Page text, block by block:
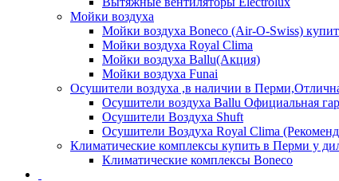
Мойки воздуха
Мойки воздуха Boneco (Air-O-Swiss)
Мойки воздуха Royal Clima
Мойки воздуха Ballu(Акция)
Мойки воздуха Funai
Осушители воздуха ,в наличии в
Осушители воздуха Ballu Официальная
Осушители Воздуха Shuft
Осушители Воздуха Royal Clima
Климатические комплексы купить в Перми у
Климатические комплексы Boneсo